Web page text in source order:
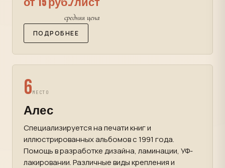
от 15 руб./лист
средняя цена
ПОДРОБНЕЕ
6МЕСТО
Алес
Специализируется на печати книг и
иллюстрированных альбомов с 1991 года.
Помощь в разработке дизайна, ламинации, УФ-
лакировании. Различные виды крепления и